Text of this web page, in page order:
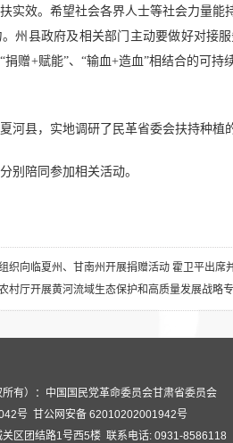
实效。希望社会各界人士等社会力量
州县政府及相关部门主动要做好对接
赠+赋能”、“输血+造血”相结合的可
河县，实地调研了民革省委会扶持种植
别陪同参加相关活动。
织向临夏州、甘南州开展捐赠活动 霍卫平出席
村厅开展黄河流域生态保护和高质量发展战略
有）：中国国民党革命委员会甘肃省委员会
号 甘公网安备 62010202001942号
关区团结路1号西5楼 联系电话: 0931-8586118